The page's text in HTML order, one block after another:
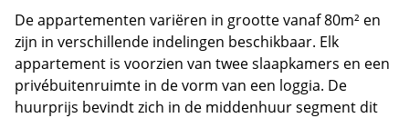
De appartementen variëren in grootte vanaf 80m² en
zijn in verschillende indelingen beschikbaar. Elk
appartement is voorzien van twee slaapkamers en een
privébuitenruimte in de vorm van een loggia. De
huurprijs bevindt zich in de middenhuur segment dit